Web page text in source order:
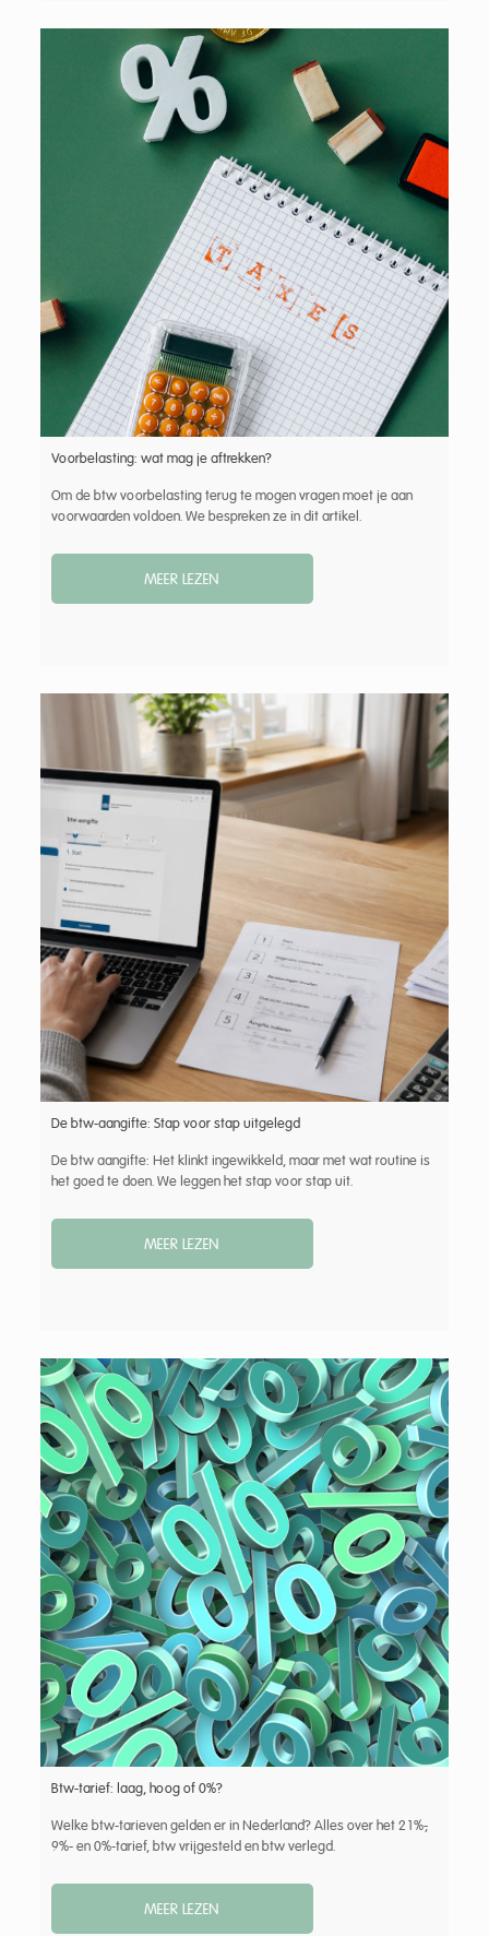
Voorbelasting: wat mag je aftrekken?
Om de btw voorbelasting terug te mogen vragen moet je aan
voorwaarden voldoen. We bespreken ze in dit artikel.
MEER LEZEN
De btw-aangifte: Stap voor stap uitgelegd
De btw aangifte: Het klinkt ingewikkeld, maar met wat routine is
het goed te doen. We leggen het stap voor stap uit.
MEER LEZEN
Btw-tarief: laag, hoog of 0%?
Welke btw-tarieven gelden er in Nederland? Alles over het 21%-,
9%- en 0%-tarief, btw vrijgesteld en btw verlegd.
MEER LEZEN